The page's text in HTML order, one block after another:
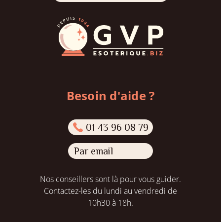
Besoin d'aide ?
01 43 96 08 79
Par email
Nos conseillers sont là pour vous guider.
Contactez-les du lundi au vendredi de
10h30 à 18h.